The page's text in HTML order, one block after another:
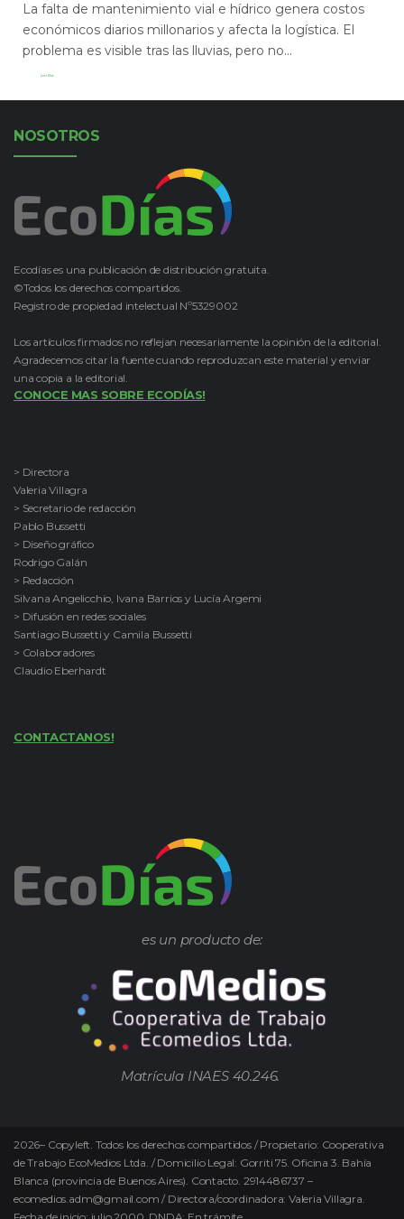
La falta de mantenimiento vial e hídrico genera costos
económicos diarios millonarios y afecta la logística. El
problema es visible tras las lluvias, pero no...
Leer Más
NOSOTROS
Ecodías es una publicación de distribución gratuita.
©Todos los derechos compartidos.
Registro de propiedad intelectual Nº5329002
Los artículos firmados no reflejan necesariamente la opinión de la editorial.
Agradecemos citar la fuente cuando reproduzcan este material y enviar
una copia a la editorial.
CONOCE MAS SOBRE ECODÍAS!
> Directora
Valeria Villagra
> Secretario de redacción
Pablo Bussetti
> Diseño gráfico
Rodrigo Galán
> Redacción
Silvana Angelicchio, Ivana Barrios y Lucía Argemi
> Difusión en redes sociales
Santiago Bussetti y Camila Bussetti
> Colaboradores
Claudio Eberhardt
CONTACTANOS!
es un producto de:
Matrícula INAES 40.246.
2026– Copyleft. Todos los derechos compartidos / Propietario: Cooperativa
de Trabajo EcoMedios Ltda. / Domicilio Legal: Gorriti 75. Oficina 3. Bahía
Blanca (provincia de Buenos Aires). Contacto. 2914486737 –
ecomedios.adm@gmail.com / Directora/coordinadora: Valeria Villagra.